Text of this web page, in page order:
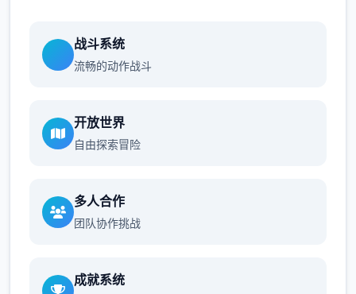
战斗系统
流畅的动作战斗
开放世界
自由探索冒险
多人合作
团队协作挑战
成就系统